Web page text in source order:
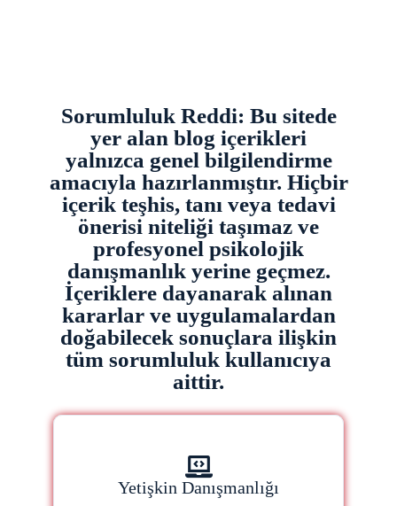
Sorumluluk Reddi: Bu sitede
yer alan blog içerikleri
yalnızca genel bilgilendirme
amacıyla hazırlanmıştır. Hiçbir
içerik teşhis, tanı veya tedavi
önerisi niteliği taşımaz ve
profesyonel psikolojik
danışmanlık yerine geçmez.
İçeriklere dayanarak alınan
kararlar ve uygulamalardan
doğabilecek sonuçlara ilişkin
tüm sorumluluk kullanıcıya
aittir.
Yetişkin Danışmanlığı